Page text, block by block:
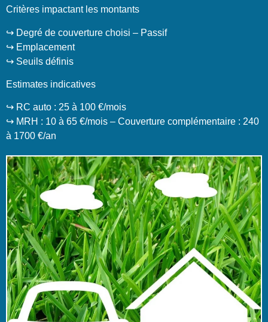
Critères impactant les montants
↪️ Degré de couverture choisi – Passif
↪️ Emplacement
↪️ Seuils définis
Estimates indicatives
↪️ RC auto : 25 à 100 €/mois
↪️ MRH : 10 à 65 €/mois – Couverture complémentaire : 240
à 1700 €/an